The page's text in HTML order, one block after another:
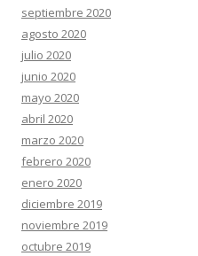
septiembre 2020
agosto 2020
julio 2020
junio 2020
mayo 2020
abril 2020
marzo 2020
febrero 2020
enero 2020
diciembre 2019
noviembre 2019
octubre 2019